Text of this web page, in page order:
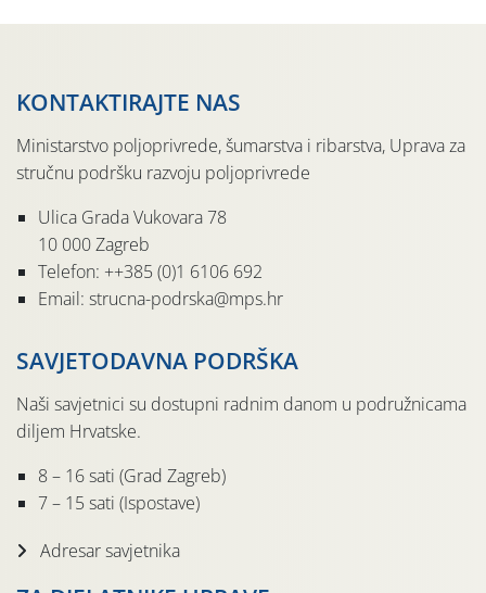
KONTAKTIRAJTE NAS
Ministarstvo poljoprivrede, šumarstva i ribarstva, Uprava za
stručnu podršku razvoju poljoprivrede
Ulica Grada Vukovara 78
10 000 Zagreb
Telefon: ++385 (0)1 6106 692
Email: strucna-podrska@mps.hr
SAVJETODAVNA PODRŠKA
Naši savjetnici su dostupni radnim danom u podružnicama
diljem Hrvatske.
8 – 16 sati (Grad Zagreb)
7 – 15 sati (Ispostave)
Adresar savjetnika